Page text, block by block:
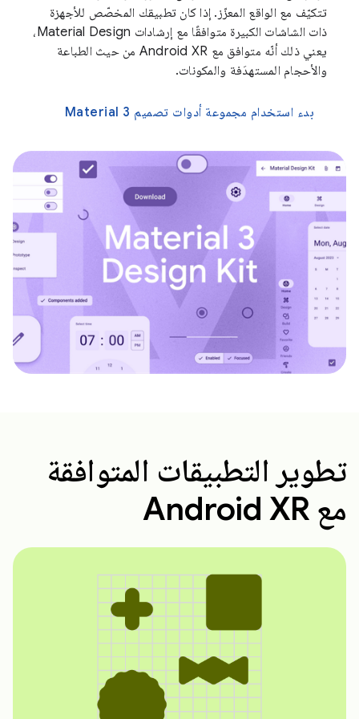
تتكيّف مع الواقع المعزّز. إذا كان تطبيقك المخصّص للأجهزة
ذات الشاشات الكبيرة متوافقًا مع إرشادات Material Design،
يعني ذلك أنّه متوافق مع Android XR من حيث الطباعة
والأحجام المستهدَفة والمكونات.
بدء استخدام مجموعة أدوات تصميم Material 3
تطوير التطبيقات المتوافقة
مع Android XR